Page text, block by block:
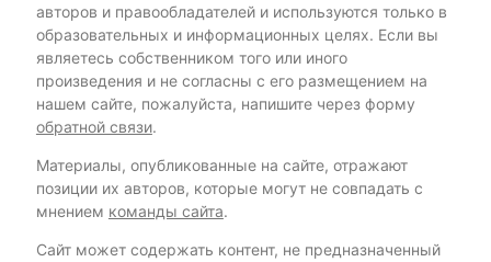
авторов и правообладателей и используются только в
образовательных и информационных целях. Если вы
являетесь собственником того или иного
произведения и не согласны с его размещением на
нашем сайте, пожалуйста, напишите через форму
обратной связи.
Материалы, опубликованные на сайте, отражают
позиции их авторов, которые могут не совпадать с
мнением команды сайта.
Сайт может содержать контент, не предназначенный